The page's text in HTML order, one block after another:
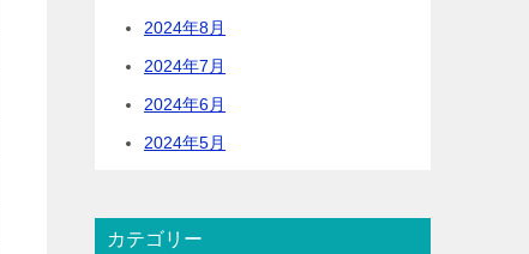
2024年8月
2024年7月
2024年6月
2024年5月
カテゴリー